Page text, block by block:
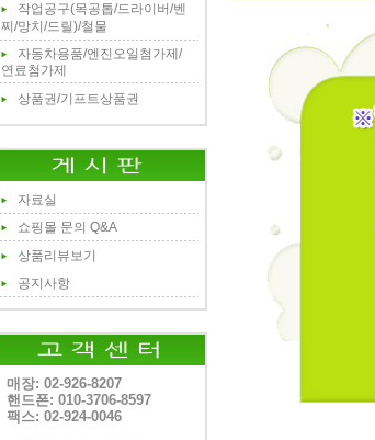
작업공구(목공톱/드라이버/벤
찌/망치/드릴)/철물
자동차용품/엔진오일첨가제/
연료첨가제
상품권/기프트상품권
자료실
쇼핑몰 문의 Q&A
상품리뷰보기
공지사항
매장: 02-926-8207
핸드폰: 010-3706-8597
팩스: 02-924-0046